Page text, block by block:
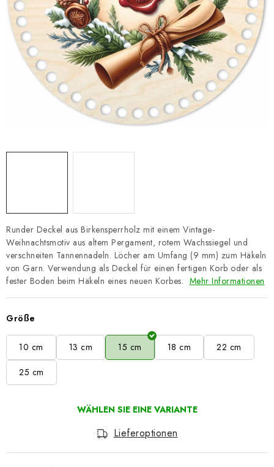
Datenschutzerklärung
Impressum
Runder Deckel aus Birkensperrholz mit einem Vintage-
Weihnachtsmotiv aus altem Pergament, rotem Wachssiegel und
verschneiten Tannennadeln. Löcher am Umfang (9 mm) zum Häkeln
von Garn. Verwendung als Deckel für einen fertigen Korb oder als
fester Boden beim Häkeln eines neuen Korbes. Mehr Informationen
Größe
10 cm 13 cm 15 cm 18 cm 22 cm
25 cm
Lieferoptionen